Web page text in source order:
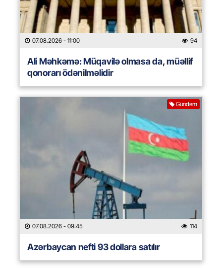
07.08.2026 - 11:00 94
Ali Məhkəmə: Müqavilə olmasa da, müəllif
qonorarı ödənilməlidir
Gündəm
07.08.2026 - 09:45 114
Azərbaycan nefti 93 dollara satılır